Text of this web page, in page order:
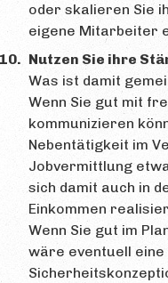
oder skalieren Sie
eigene Mitarbeiter
Nutzen Sie ihre
Was ist damit
Wenn Sie gut mit
kommunizieren
Nebentätigkeit im
Jobvermittlung
sich damit auch in
Einkommen
Wenn Sie gut im
wäre eventuell